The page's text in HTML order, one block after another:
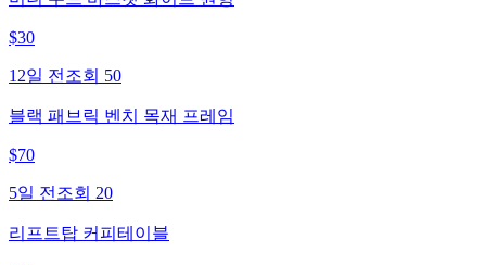
$30
12일 전 조회 50
블랙 패브릭 벤치 목재 프레임
$70
5일 전 조회 20
리프트탑 커피테이블